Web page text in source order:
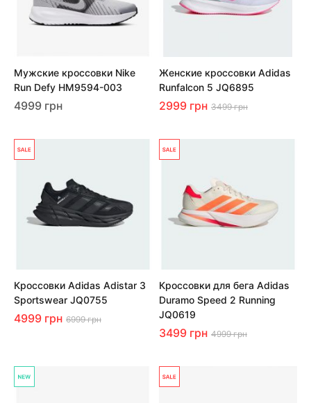
Мужские кроссовки Nike
Run Defy HM9594-003
4999 грн
Женские кроссовки Adidas
Runfalcon 5 JQ6895
2999 грн 3499 грн
Кроссовки Adidas Adistar 3
Sportswear JQ0755
4999 грн 6999 грн
Кроссовки для бега Adidas
Duramo Speed 2 Running
JQ0619
3499 грн 4999 грн